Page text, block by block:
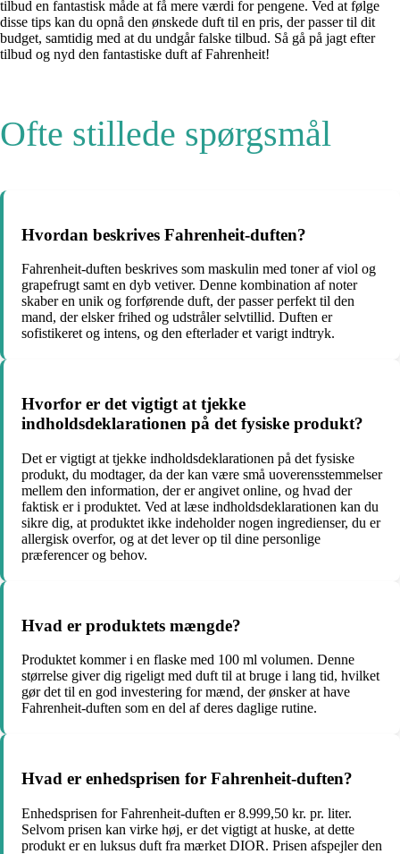
tilbud en fantastisk måde at få mere værdi for pengene. Ved at følge
disse tips kan du opnå den ønskede duft til en pris, der passer til dit
budget, samtidig med at du undgår falske tilbud. Så gå på jagt efter
tilbud og nyd den fantastiske duft af Fahrenheit!
Ofte stillede spørgsmål
Hvordan beskrives Fahrenheit-duften?
Fahrenheit-duften beskrives som maskulin med toner af viol og
grapefrugt samt en dyb vetiver. Denne kombination af noter
skaber en unik og forførende duft, der passer perfekt til den
mand, der elsker frihed og udstråler selvtillid. Duften er
sofistikeret og intens, og den efterlader et varigt indtryk.
Hvorfor er det vigtigt at tjekke
indholdsdeklarationen på det fysiske produkt?
Det er vigtigt at tjekke indholdsdeklarationen på det fysiske
produkt, du modtager, da der kan være små uoverensstemmelser
mellem den information, der er angivet online, og hvad der
faktisk er i produktet. Ved at læse indholdsdeklarationen kan du
sikre dig, at produktet ikke indeholder nogen ingredienser, du er
allergisk overfor, og at det lever op til dine personlige
præferencer og behov.
Hvad er produktets mængde?
Produktet kommer i en flaske med 100 ml volumen. Denne
størrelse giver dig rigeligt med duft til at bruge i lang tid, hvilket
gør det til en god investering for mænd, der ønsker at have
Fahrenheit-duften som en del af deres daglige rutine.
Hvad er enhedsprisen for Fahrenheit-duften?
Enhedsprisen for Fahrenheit-duften er 8.999,50 kr. pr. liter.
Selvom prisen kan virke høj, er det vigtigt at huske, at dette
produkt er en luksus duft fra mærket DIOR. Prisen afspejler den